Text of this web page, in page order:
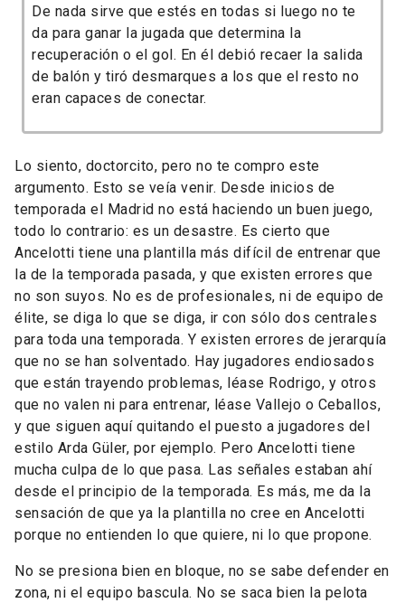
De nada sirve que estés en todas si luego no te
da para ganar la jugada que determina la
recuperación o el gol. En él debió recaer la salida
de balón y tiró desmarques a los que el resto no
eran capaces de conectar.
Lo siento, doctorcito, pero no te compro este
argumento. Esto se veía venir. Desde inicios de
temporada el Madrid no está haciendo un buen juego,
todo lo contrario: es un desastre. Es cierto que
Ancelotti tiene una plantilla más difícil de entrenar que
la de la temporada pasada, y que existen errores que
no son suyos. No es de profesionales, ni de equipo de
élite, se diga lo que se diga, ir con sólo dos centrales
para toda una temporada. Y existen errores de jerarquía
que no se han solventado. Hay jugadores endiosados
que están trayendo problemas, léase Rodrigo, y otros
que no valen ni para entrenar, léase Vallejo o Ceballos,
y que siguen aquí quitando el puesto a jugadores del
estilo Arda Güler, por ejemplo. Pero Ancelotti tiene
mucha culpa de lo que pasa. Las señales estaban ahí
desde el principio de la temporada. Es más, me da la
sensación de que ya la plantilla no cree en Ancelotti
porque no entienden lo que quiere, ni lo que propone.
No se presiona bien en bloque, no se sabe defender en
zona, ni el equipo bascula. No se saca bien la pelota